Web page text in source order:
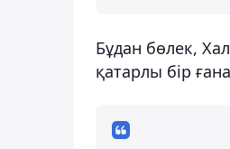
Бұдан бөлек,
қатарлы бір